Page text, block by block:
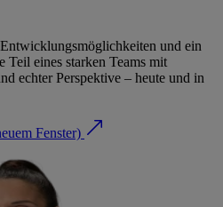
und ein
Teil eines starken Teams mit
echter Perspektive – heute und in
Fenster)